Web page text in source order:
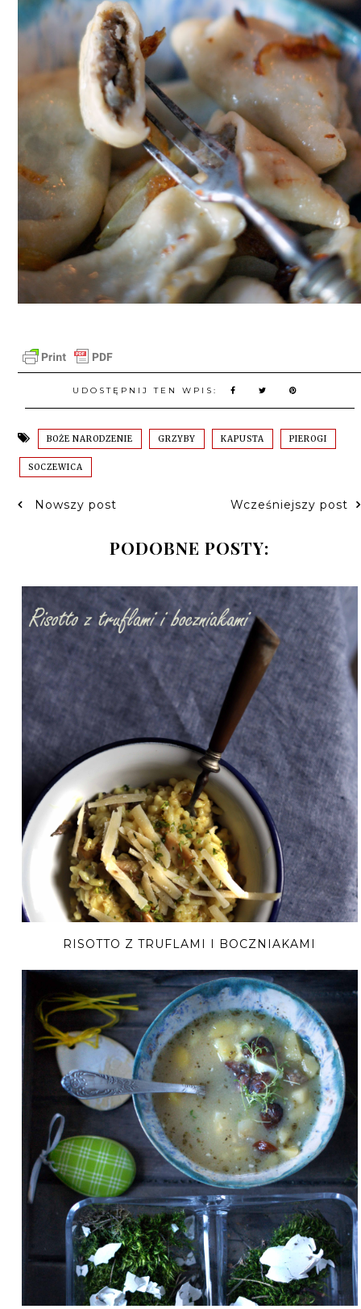
UDOSTĘPNIJ TEN WPIS:
BOŻE NARODZENIE GRZYBY KAPUSTA PIEROGI
SOCZEWICA
Nowszy post Wcześniejszy post
PODOBNE POSTY:
RISOTTO Z TRUFLAMI I BOCZNIAKAMI